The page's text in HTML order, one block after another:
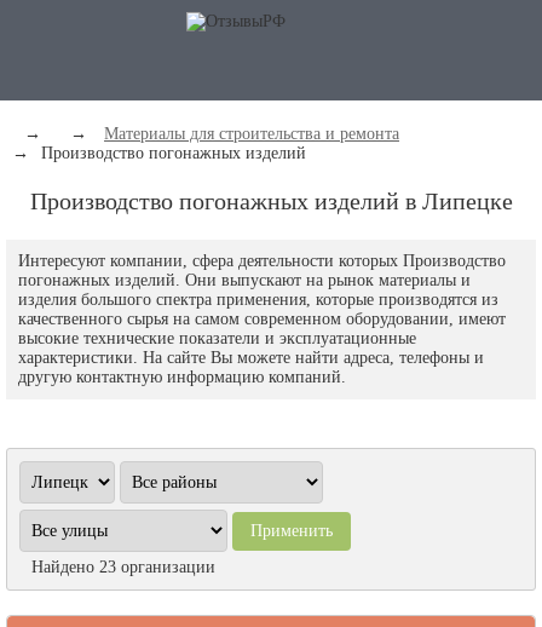
→ →
Материалы для строительства и ремонта
→
Производство погонажных изделий
Производство погонажных изделий в Липецке
Интересуют компании, сфера деятельности которых Производство
погонажных изделий. Они выпускают на рынок материалы и
изделия большого спектра применения, которые производятся из
качественного сырья на самом современном оборудовании, имеют
высокие технические показатели и эксплуатационные
характеристики. На сайте Вы можете найти адреса, телефоны и
другую контактную информацию компаний.
Найдено 23 организации